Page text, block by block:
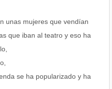
unas mujeres que vendían
que iban al teatro y eso ha
se ha popularizado y ha